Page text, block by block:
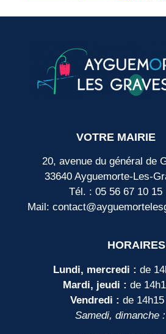
VOTRE MAIRIE
20, avenue du général de
33640 Ayguemorte-Les-
Tél. : 05 56 67 10 15
Mail:
HORAIRES
Lundi, mercredi : de
Mardi, jeudi : de
Vendredi : de
Samedi, dimanche